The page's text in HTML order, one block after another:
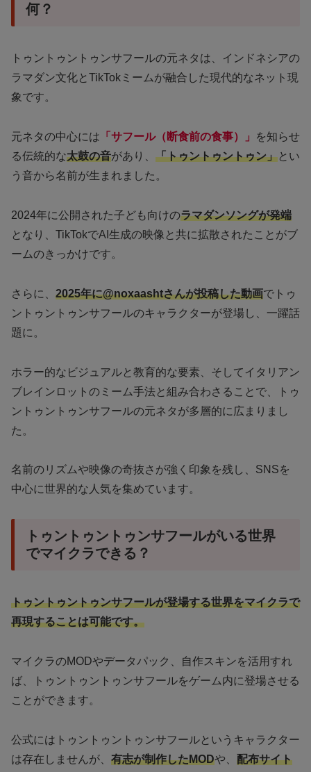
何？
トゥントゥントゥンサフールの元ネタは、インドネシアの
ラマダン文化とTikTokミームが融合した現代的なネット現
象です。
元ネタの中心には 「サフール（断食前の食事）」
を知らせ
る伝統的な太鼓の音があり、 「トゥントゥントゥン」とい
う音から名前が生まれました。
2024年に公開された子ども向けのラマダンソングが発端
となり、TikTokでAI生成の映像と共に拡散されたことがブ
ームのきっかけです。
さらに、 2025年に@noxaashtさんが投稿した動画でトゥ
ントゥントゥンサフールのキャラクターが登場し、一躍話
題に。
ホラー的なビジュアルと教育的な要素、そしてイタリアン
ブレインロットのミーム手法と組み合わさることで、トゥ
ントゥントゥンサフールの元ネタが多層的に広まりまし
た。
名前のリズムや映像の奇抜さが強く印象を残し、SNSを
中心に世界的な人気を集めています。
トゥントゥントゥンサフールがいる世界
でマイクラできる？
トゥントゥントゥンサフールが登場する世界をマイクラで
再現することは可能です。
マイクラのMODやデータパック、自作スキンを活用すれ
ば、トゥントゥントゥンサフールをゲーム内に登場させる
ことができます。
公式にはトゥントゥントゥンサフールというキャラクター
は存在しませんが、 有志が制作したMODや、 配布サイト